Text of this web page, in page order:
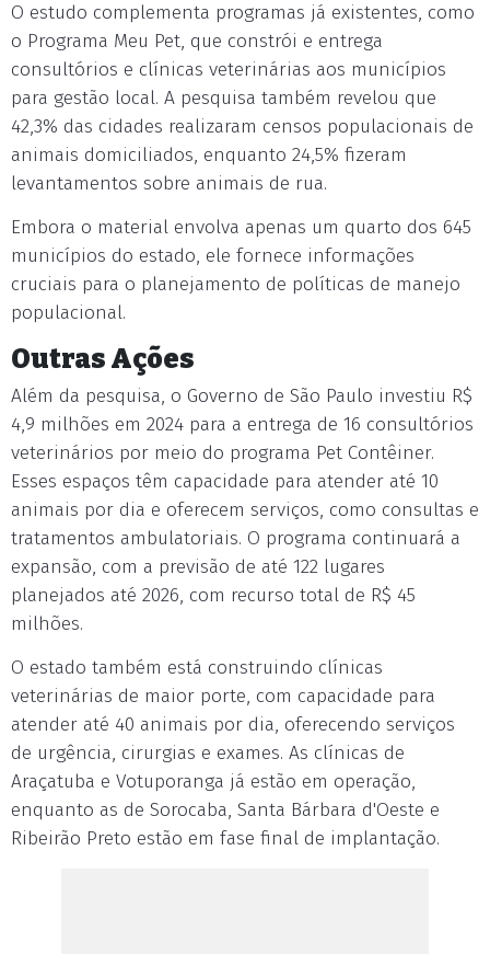
O estudo complementa programas já existentes, como
o Programa Meu Pet, que constrói e entrega
consultórios e clínicas veterinárias aos municípios
para gestão local. A pesquisa também revelou que
42,3% das cidades realizaram censos populacionais de
animais domiciliados, enquanto 24,5% fizeram
levantamentos sobre animais de rua.
Embora o material envolva apenas um quarto dos 645
municípios do estado, ele fornece informações
cruciais para o planejamento de políticas de manejo
populacional.
Outras Ações
Além da pesquisa, o Governo de São Paulo investiu R$
4,9 milhões em 2024 para a entrega de 16 consultórios
veterinários por meio do programa Pet Contêiner.
Esses espaços têm capacidade para atender até 10
animais por dia e oferecem serviços, como consultas e
tratamentos ambulatoriais. O programa continuará a
expansão, com a previsão de até 122 lugares
planejados até 2026, com recurso total de R$ 45
milhões.
O estado também está construindo clínicas
veterinárias de maior porte, com capacidade para
atender até 40 animais por dia, oferecendo serviços
de urgência, cirurgias e exames. As clínicas de
Araçatuba e Votuporanga já estão em operação,
enquanto as de Sorocaba, Santa Bárbara d'Oeste e
Ribeirão Preto estão em fase final de implantação.